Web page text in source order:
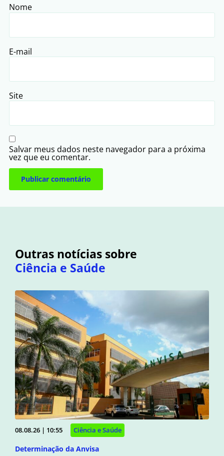
Nome
E-mail
Site
Salvar meus dados neste navegador para a próxima
vez que eu comentar.
Outras notícias sobre
Ciência e Saúde
08.08.26 | 10:55 Ciência e Saúde
Determinação da Anvisa